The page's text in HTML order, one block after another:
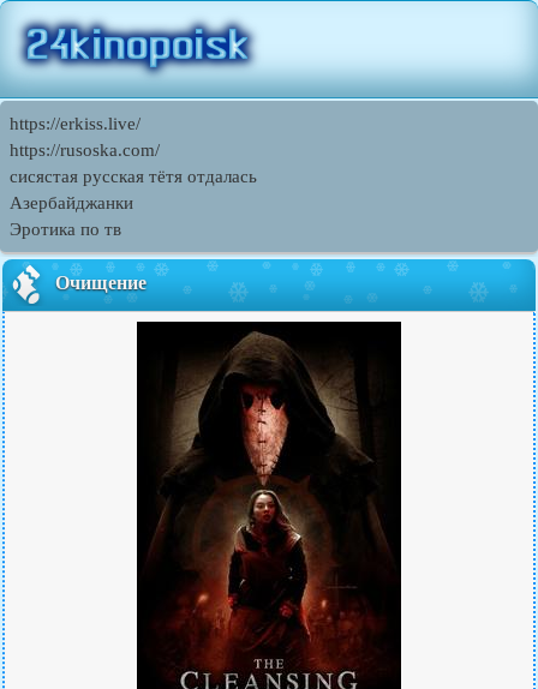
https://erkiss.live/
https://rusoska.com/
сисястая русская тётя отдалась
Азербайджанки
Эротика по тв
Очищение